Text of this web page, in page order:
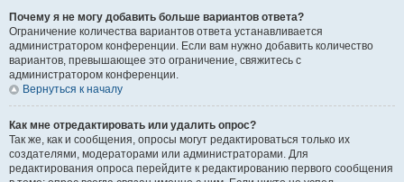
Почему я не могу добавить больше вариантов ответа?
Ограничение количества вариантов ответа устанавливается
администратором конференции. Если вам нужно добавить количество
вариантов, превышающее это ограничение, свяжитесь с
администратором конференции.
Вернуться к началу
Как мне отредактировать или удалить опрос?
Так же, как и сообщения, опросы могут редактироваться только их
создателями, модераторами или администраторами. Для
редактирования опроса перейдите к редактированию первого сообщения